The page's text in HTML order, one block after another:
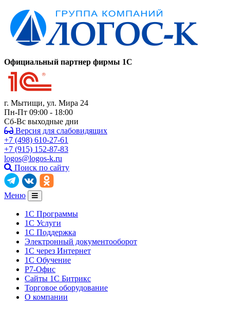
Официальный партнер фирмы 1C
г. Мытищи, ул. Мира 24
Пн-Пт 09:00 - 18:00
Сб-Вс выходные дни
Версия для слабовидящих
+7 (498) 610-27-61
+7 (915) 152-87-83
logos@logos-k.ru
Поиск по сайту
Меню
1С Программы
1С Услуги
1C Поддержка
Электронный документооборот
1С через Интернет
1С Обучение
Р7-Офис
Сайты 1С Битрикс
Торговое оборудование
О компании